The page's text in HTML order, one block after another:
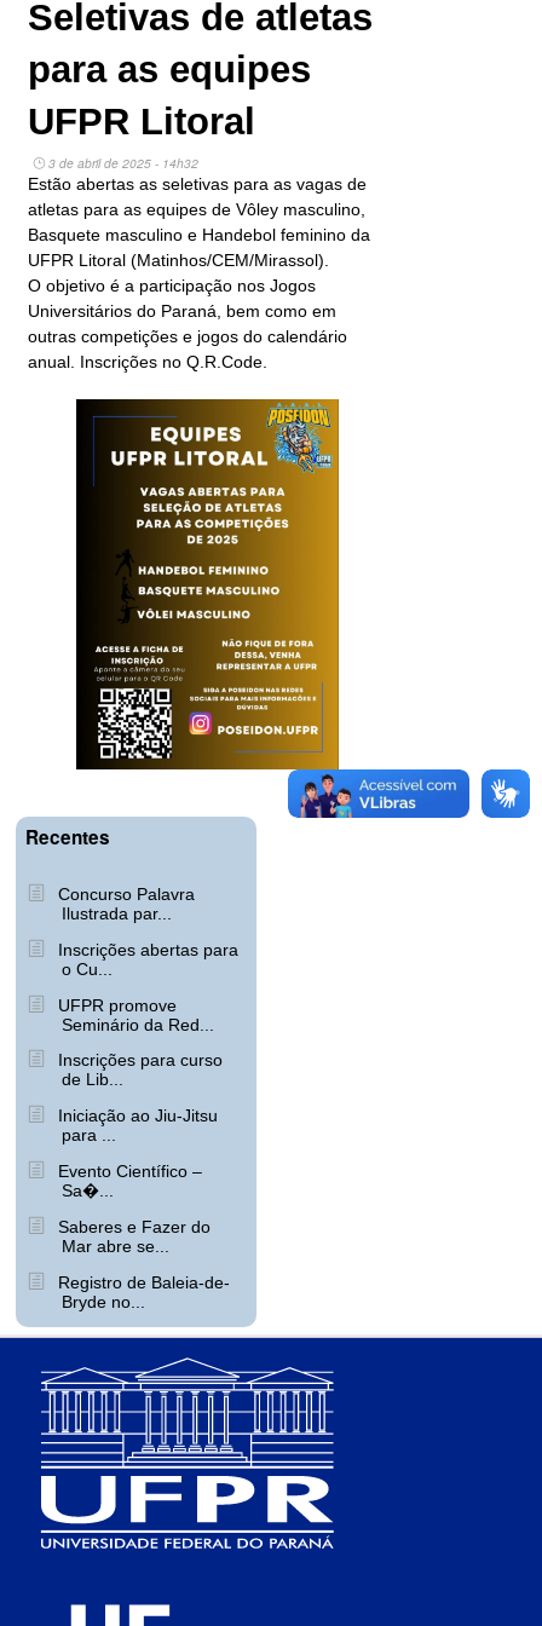
Seletivas de atletas
para as equipes
UFPR Litoral
3 de abril de 2025 - 14h32
Estão abertas as seletivas para as vagas de
atletas para as equipes de Vôley masculino,
Basquete masculino e Handebol feminino da
UFPR Litoral (Matinhos/CEM/Mirassol).
O objetivo é a participação nos Jogos
Universitários do Paraná, bem como em
outras competições e jogos do calendário
anual. Inscrições no Q.R.Code.
Recentes
Concurso Palavra
Ilustrada par...
Inscrições abertas para
o Cu...
UFPR promove
Seminário da Red...
Inscrições para curso
de Lib...
Iniciação ao Jiu-Jitsu
para ...
Evento Científico –
Sa�...
Saberes e Fazer do
Mar abre se...
Registro de Baleia-de-
Bryde no...